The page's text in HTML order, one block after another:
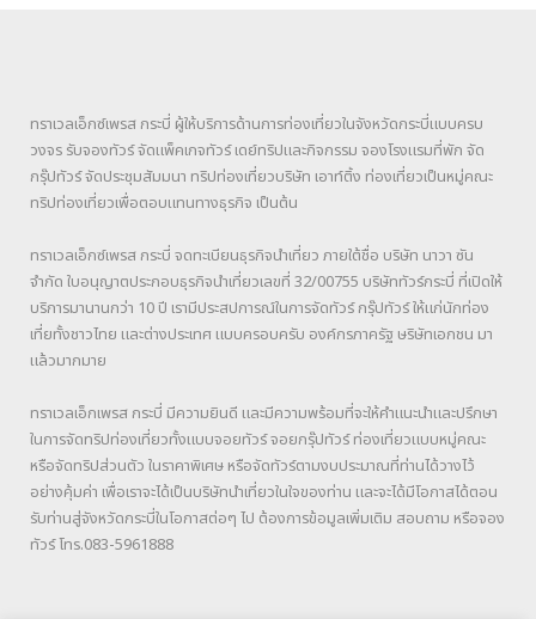
ทราเวลเอ็กซ์เพรส กระบี่ ผู้ให้บริการด้านการท่องเที่ยวในจังหวัดกระบี่แบบครบ
วงจร รับจองทัวร์ จัดแพ็คเกจทัวร์ เดย์ทริปและกิจกรรม จองโรงแรมที่พัก จัด
กรุ๊ปทัวร์ จัดประชุมสัมมนา ทริปท่องเที่ยวบริษัท เอาท์ติ้ง ท่องเที่ยวเป็นหมู่คณะ
ทริปท่องเที่ยวเพื่อตอบแทนทางธุรกิจ เป็นต้น
ทราเวลเอ็กซ์เพรส กระบี่ จดทะเบียนธุรกิจนำเที่ยว ภายใต้ชื่อ บริษัท นาวา ซัน
จำกัด ใบอนุญาตประกอบธุรกิจนำเที่ยวเลขที่ 32/00755 บริษัททัวร์กระบี่ ที่เปิดให้
บริการมานานกว่า 10 ปี เรามีประสปการณ์ในการจัดทัวร์ กรุ๊ปทัวร์ ให้แก่นักท่อง
เที่ยทั้งชาวไทย และต่างประเทศ แบบครอบครับ องค์กรภาครัฐ ษริษัทเอกชน มา
แล้วมากมาย
ทราเวลเอ็กเพรส กระบี่ มีความยินดี และมีความพร้อมที่จะให้คำแนะนำและปรึกษา
ในการจัดทริปท่องเที่ยวทั้งแบบจอยทัวร์ จอยกรุ๊ปทัวร์ ท่องเที่ยวแบบหมู่คณะ
หรือจัดทริปส่วนตัว ในราคาพิเศษ หรือจัดทัวร์ตามงบประมาณที่ท่านได้วางไว้
อย่างคุ้มค่า เพื่อเราจะได้เป็นบริษัทนำเที่ยวในใจของท่าน และจะได้มีโอกาสได้ตอน
รับท่านสู่จังหวัดกระบี่ในโอกาสต่อๆ ไป ต้องการข้อมูลเพิ่มเติม สอบถาม หรือจอง
ทัวร์ โทร.083-5961888